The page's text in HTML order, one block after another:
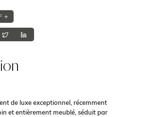
de luxe exceptionnel, récemment
et entièrement meublé, séduit par